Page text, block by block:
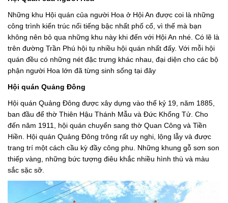
Những khu Hội quán của người Hoa ở Hội An được coi là những
công trình kiến trúc nổi tiếng bậc nhất phố cổ, vì thế mà bạn
không nên bỏ qua những khu này khi đến với Hội An nhé. Có lẽ là
trên đường Trần Phú hội tụ nhiều hội quán nhất đấy. Với mỗi hội
quán đều có những nét đặc trưng khác nhau, đại diện cho các bộ
phận người Hoa lớn đã từng sinh sống tại đây
Hội quán Quảng Đông
Hội quán Quảng Đông được xây dựng vào thế kỷ 19, năm 1885,
ban đầu để thờ Thiên Hậu Thánh Mẫu và Đức Khổng Tử. Cho
đến năm 1911, hội quán chuyển sang thờ Quan Công và Tiền
Hiền. Hội quán Quảng Đông trông rất uy nghi, lộng lẫy và được
trang trí một cách cầu kỳ đầy công phu. Những khung gỗ sơn son
thiếp vàng, những bức tượng điêu khắc nhiều hình thù và màu
sắc sặc sỡ.